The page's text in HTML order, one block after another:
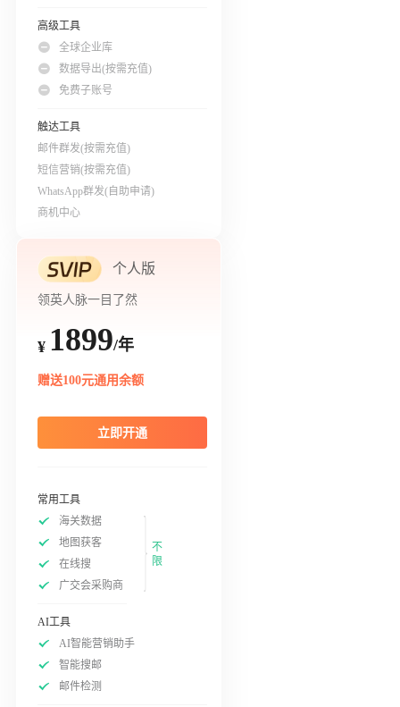
高级工具
全球企业库
数据导出(按需充值)
免费子账号
触达工具
邮件群发(按需充值)
短信营销(按需充值)
WhatsApp群发(自助申请)
商机中心
个人版
领英人脉一目了然
¥ 1899/年
赠送100元通用余额
立即开通
常用工具
海关数据
地图获客
在线搜
广交会采购商
不
限
AI工具
AI智能营销助手
智能搜邮
邮件检测